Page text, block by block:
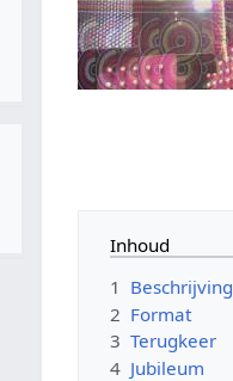
Inhoud
1 Beschrijving
2 Format
3 Terugkeer
4 Jubileum